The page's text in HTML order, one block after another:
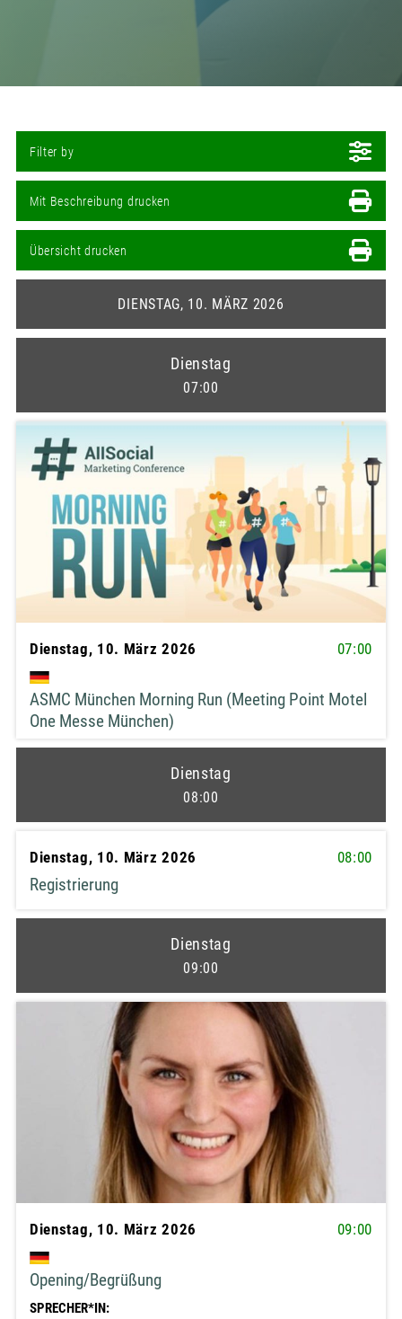
Filter by
Mit Beschreibung drucken
Übersicht drucken
DIENSTAG, 10. MÄRZ 2026
Dienstag
07:00
Dienstag, 10. März 2026 07:00
ASMC München Morning Run (Meeting Point Motel
One Messe München)
Dienstag
08:00
Dienstag, 10. März 2026 08:00
Registrierung
Dienstag
09:00
Dienstag, 10. März 2026 09:00
Opening/Begrüßung
SPRECHER*IN:
Wichtig! Der Newsletter ist kostenlos und
abmelden.
Vorname
E-Mail-Adresse *
Ja, ich möchte mich für den AllSocial
Marketing Conference Newsletter eintragen!
Sie können diesen Newsletter jederzeit über
unsubscribe@risingmedia.com oder über den Link am Ende
eines jeden Newsletters abbestellen. Der Newsletter wird
von Rising Media Ltd. verschickt. Weitere Informationen
finden Sie in unsererDatenschutzerklärung.
JETZT ANMELDEN